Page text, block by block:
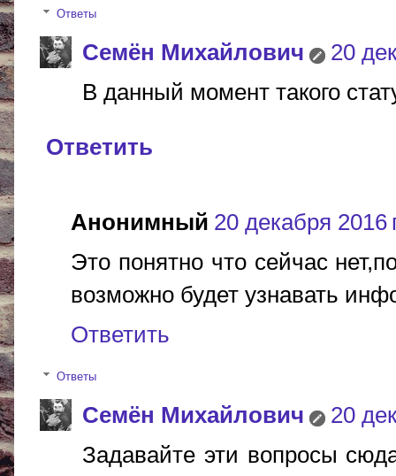
Ответы
Cемён Михайлович
20
В данный момент такого
Ответить
Анонимный 20 декабря 2016
Это понятно что сейчас
возможно будет узнавать
Ответить
Ответы
Cемён Михайлович
20
Задавайте эти вопросы